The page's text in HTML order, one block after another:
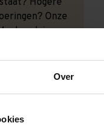
Over
Onze
is onze